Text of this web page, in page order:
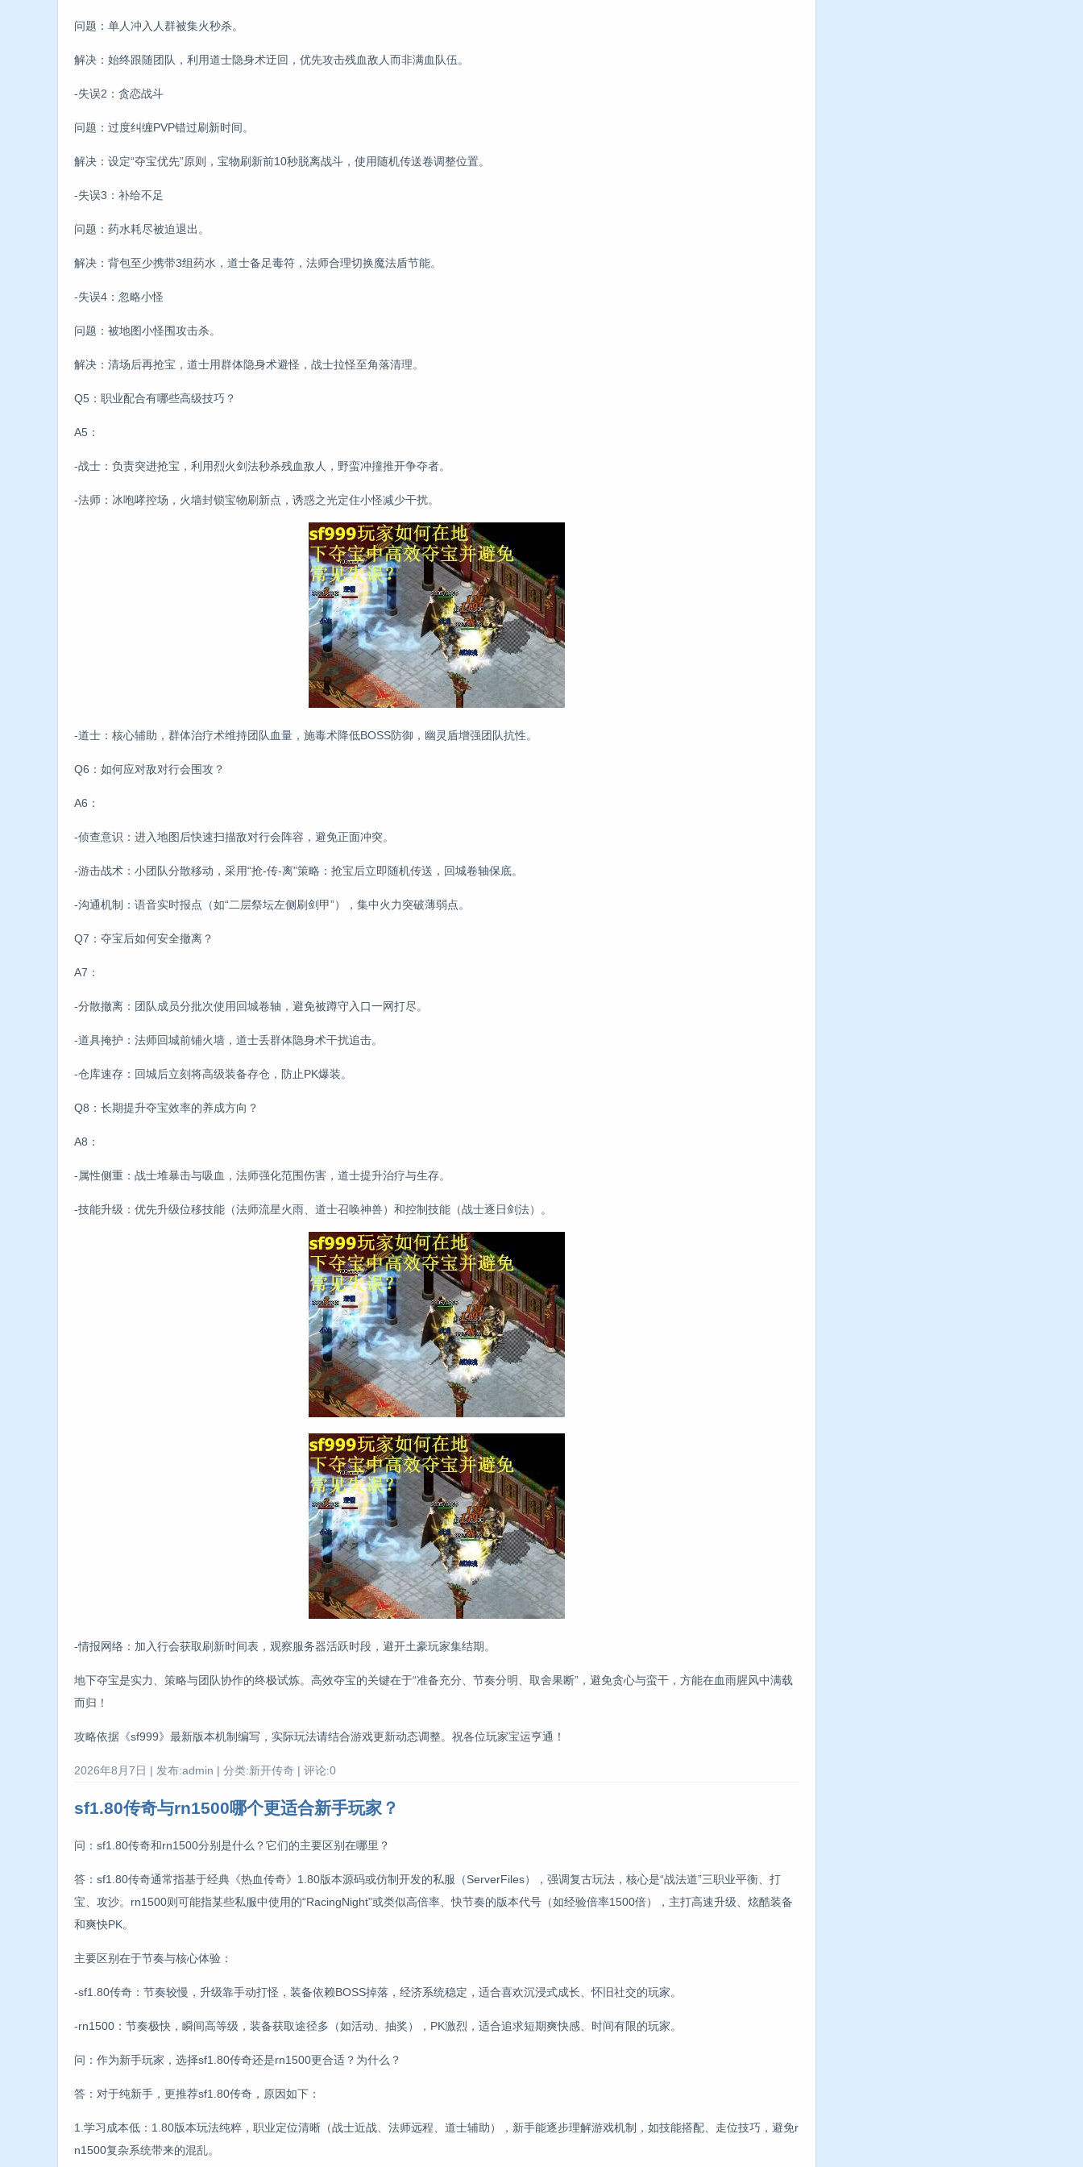
问题：单人冲入人群被集火秒杀。
解决：始终跟随团队，利用道士隐身术迂回，优先攻击残血敌人而非满血队伍。
-失误2：贪恋战斗
问题：过度纠缠PVP错过刷新时间。
解决：设定“夺宝优先”原则，宝物刷新前10秒脱离战斗，使用随机传送卷调整位置。
-失误3：补给不足
问题：药水耗尽被迫退出。
解决：背包至少携带3组药水，道士备足毒符，法师合理切换魔法盾节能。
-失误4：忽略小怪
问题：被地图小怪围攻击杀。
解决：清场后再抢宝，道士用群体隐身术避怪，战士拉怪至角落清理。
Q5：职业配合有哪些高级技巧？
A5：
-战士：负责突进抢宝，利用烈火剑法秒杀残血敌人，野蛮冲撞推开争夺者。
-法师：冰咆哮控场，火墙封锁宝物刷新点，诱惑之光定住小怪减少干扰。
-道士：核心辅助，群体治疗术维持团队血量，施毒术降低BOSS防御，幽灵盾增强团队抗性。
Q6：如何应对敌对行会围攻？
A6：
-侦查意识：进入地图后快速扫描敌对行会阵容，避免正面冲突。
-游击战术：小团队分散移动，采用“抢-传-离”策略：抢宝后立即随机传送，回城卷轴保底。
-沟通机制：语音实时报点（如“二层祭坛左侧刷剑甲”），集中火力突破薄弱点。
Q7：夺宝后如何安全撤离？
A7：
-分散撤离：团队成员分批次使用回城卷轴，避免被蹲守入口一网打尽。
-道具掩护：法师回城前铺火墙，道士丢群体隐身术干扰追击。
-仓库速存：回城后立刻将高级装备存仓，防止PK爆装。
Q8：长期提升夺宝效率的养成方向？
A8：
-属性侧重：战士堆暴击与吸血，法师强化范围伤害，道士提升治疗与生存。
-技能升级：优先升级位移技能（法师流星火雨、道士召唤神兽）和控制技能（战士逐日剑法）。
-情报网络：加入行会获取刷新时间表，观察服务器活跃时段，避开土豪玩家集结期。
地下夺宝是实力、策略与团队协作的终极试炼。高效夺宝的关键在于“准备充分、节奏分明、取舍果断”，避免贪心与蛮干，方能在血雨腥风中满载
而归！
攻略依据《sf999》最新版本机制编写，实际玩法请结合游戏更新动态调整。祝各位玩家宝运亨通！
2026年8月7日 | 发布:admin | 分类:新开传奇 | 评论:0
sf1.80传奇与rn1500哪个更适合新手玩家？
问：sf1.80传奇和rn1500分别是什么？它们的主要区别在哪里？
答：sf1.80传奇通常指基于经典《热血传奇》1.80版本源码或仿制开发的私服（ServerFiles），强调复古玩法，核心是“战法道”三职业平衡、打
宝、攻沙。rn1500则可能指某些私服中使用的“RacingNight”或类似高倍率、快节奏的版本代号（如经验倍率1500倍），主打高速升级、炫酷装备
和爽快PK。
主要区别在于节奏与核心体验：
-sf1.80传奇：节奏较慢，升级靠手动打怪，装备依赖BOSS掉落，经济系统稳定，适合喜欢沉浸式成长、怀旧社交的玩家。
-rn1500：节奏极快，瞬间高等级，装备获取途径多（如活动、抽奖），PK激烈，适合追求短期爽快感、时间有限的玩家。
问：作为新手玩家，选择sf1.80传奇还是rn1500更合适？为什么？
答：对于纯新手，更推荐sf1.80传奇，原因如下：
1.学习成本低：1.80版本玩法纯粹，职业定位清晰（战士近战、法师远程、道士辅助），新手能逐步理解游戏机制，如技能搭配、走位技巧，避免r
n1500复杂系统带来的混乱。